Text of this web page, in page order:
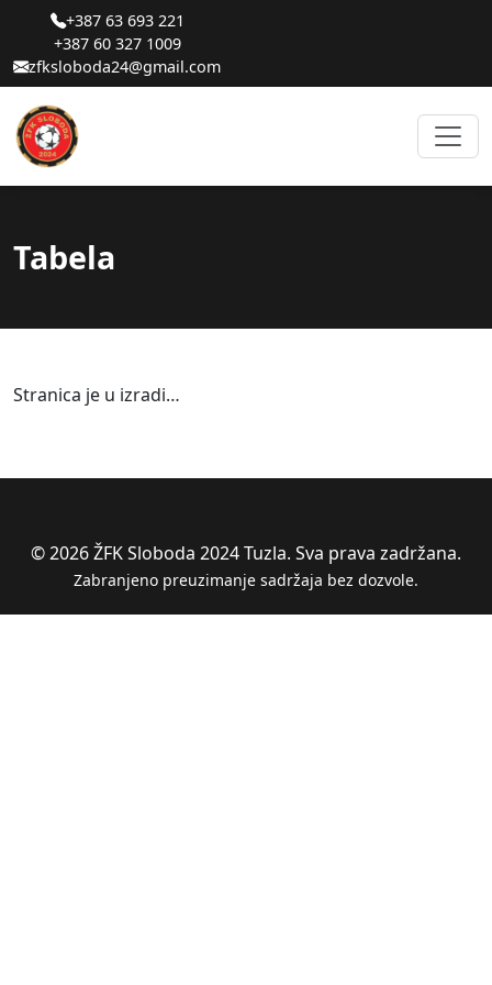
+387 63 693 221
+387 60 327 1009
zfksloboda24@gmail.com
Tabela
Stranica je u izradi…
© 2026 ŽFK Sloboda 2024 Tuzla. Sva prava zadržana.
Zabranjeno preuzimanje sadržaja bez dozvole.